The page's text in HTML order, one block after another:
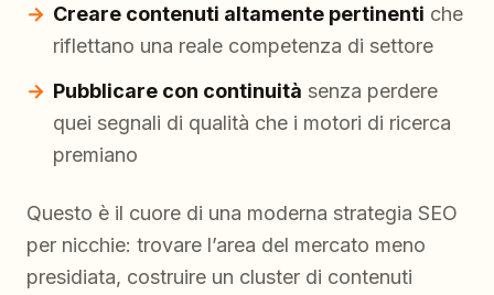
Creare contenuti altamente pertinenti che
riflettano una reale competenza di settore
Pubblicare con continuità senza perdere
quei segnali di qualità che i motori di ricerca
premiano
Questo è il cuore di una moderna strategia SEO
per nicchie: trovare l’area del mercato meno
presidiata, costruire un cluster di contenuti